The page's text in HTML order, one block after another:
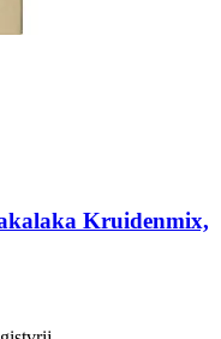
Kruidenmix,